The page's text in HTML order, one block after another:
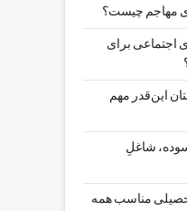
مهاجم چیست؟
اجتماعی برای
این‌قدر مهم
شاغلِ
مناسب همه